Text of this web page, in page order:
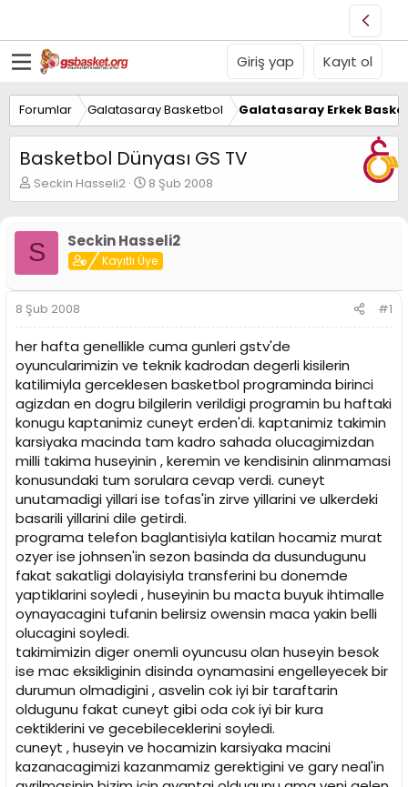
Giriş yap Kayıt ol
Forumlar Galatasaray Basketbol Galatasaray Erkek
Basketbol Dünyası GS TV
K
o
u
y
u
B
a
ş
l
a
t
a
n
Seckin Hasseli2
B
a
a
n
ı
t
a
r
i
h
i
8 Şub 2008
S Seckin Hasseli2
Kayıtlı Üye
8 Şub 2008 #1
her hafta genellikle cuma gunleri gstv'de
oyuncularimizin ve teknik kadrodan degerli kisilerin
katilimiyla gerceklesen basketbol programinda birinci
agizdan en dogru bilgilerin verildigi programin bu haftaki
konugu kaptanimiz cuneyt erden'di. kaptanimiz takimin
karsiyaka macinda tam kadro sahada olucagimizdan
milli takima huseyinin , keremin ve kendisinin alinmamasi
konusundaki tum sorulara cevap verdi. cuneyt
unutamadigi yillari ise tofas'in zirve yillarini ve ulkerdeki
basarili yillarini dile getirdi.
programa telefon baglantisiyla katilan hocamiz murat
ozyer ise johnsen'in sezon basinda da dusundugunu
fakat sakatligi dolayisiyla transferini bu donemde
yaptiklarini soyledi , huseyinin bu macta buyuk ihtimalle
oynayacagini tufanin belirsiz owensin maca yakin belli
olucagini soyledi.
takimimizin diger onemli oyuncusu olan huseyin besok
ise mac eksikliginin disinda oynamasini engelleyecek bir
durumun olmadigini , asvelin cok iyi bir taraftarin
oldugunu fakat cuneyt gibi oda cok iyi bir kura
cektiklerini ve gecebileceklerini soyledi.
cuneyt , huseyin ve hocamizin karsiyaka macini
kazanacagimizi kazanmamiz gerektigini ve gary neal'in